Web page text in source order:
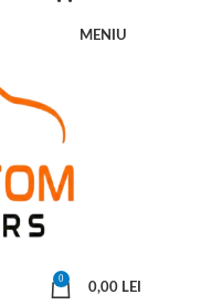
MENIU
0
0,00 LEI